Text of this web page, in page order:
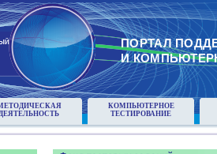
ПОРТАЛ
И
КОМПЬЮТЕРНОЕ
ТЕСТИРОВАНИЕ